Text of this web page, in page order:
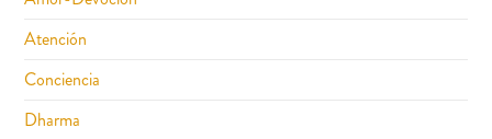
Atención
Conciencia
Dharma